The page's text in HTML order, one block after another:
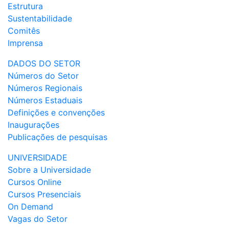
Estrutura
Sustentabilidade
Comitês
Imprensa
DADOS DO SETOR
Números do Setor
Números Regionais
Números Estaduais
Definições e convenções
Inaugurações
Publicações de pesquisas
UNIVERSIDADE
Sobre a Universidade
Cursos Online
Cursos Presenciais
On Demand
Vagas do Setor